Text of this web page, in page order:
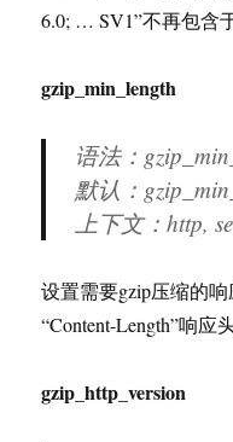
6.0; … SV1”不再包含
gzip_min_length
语法：
默认：
上下文：http,
设置需要gzip压缩的
“Content-Length”响应头
gzip_http_version